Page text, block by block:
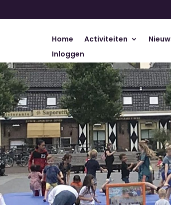
Home Activiteiten
Inloggen